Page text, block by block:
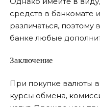
средств в банкомате
различаться, поэтому
банке любые
Заключение
При покупке валюты
курсы обмена,